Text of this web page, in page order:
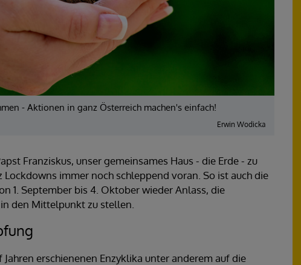
- Aktionen in ganz Österreich machen's einfach!
Erwin Wodicka
Franziskus, unser gemeinsames Haus - die Erde - zu
immer noch schleppend voran. So ist auch die
1. September bis 4. Oktober wieder Anlass, die
den Mittelpunkt zu stellen.
erschienenen Enzyklika unter anderem auf die